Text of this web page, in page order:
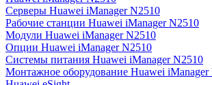
Серверы Huawei iManager N2510
Рабочие станции Huawei iManager N2510
Модули Huawei iManager N2510
Опции Huawei iManager N2510
Системы питания Huawei iManager N2510
Монтажное оборудование Huawei iManager